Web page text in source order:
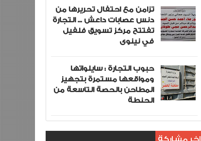
تزامن مع احتفال تحريرها من
دنس عصابات داعش ... التجارة
تفتتح مركز تسويق فلفيل
في نينوى
حبوب التجارة : سايلواتها
ومواقعها مستمرة بتجهيز
المطاحن بالحصة التاسعة من
الحنطة